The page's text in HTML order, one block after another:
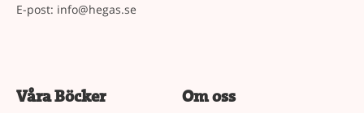
E-post: info@hegas.se
Våra Böcker Om oss